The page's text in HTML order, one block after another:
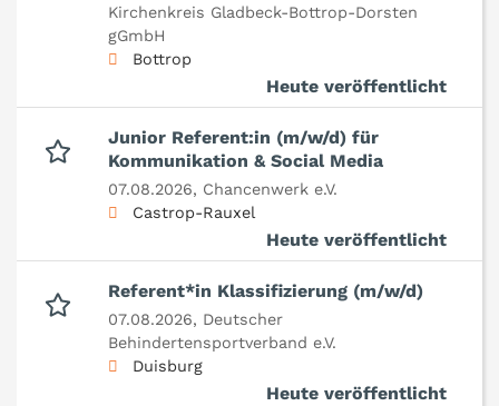
Kirchenkreis Gladbeck-Bottrop-Dorsten
gGmbH
Bottrop
Heute veröffentlicht
Junior Referent:in (m/w/d) für
Kommunikation & Social Media
07.08.2026, Chancenwerk e.V.
Castrop-Rauxel
Heute veröffentlicht
Referent*in Klassifizierung (m/w/d)
07.08.2026, Deutscher
Behindertensportverband e.V.
Duisburg
Heute veröffentlicht